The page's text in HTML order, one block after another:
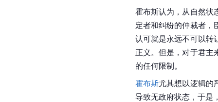
霍布斯认为，从自然状
定者和纠纷的仲裁者，
认可就是永远不可以转
正义。但是，对于君主
的任何限制。
霍布斯尤其想以逻辑的
导致无政府状态，于是